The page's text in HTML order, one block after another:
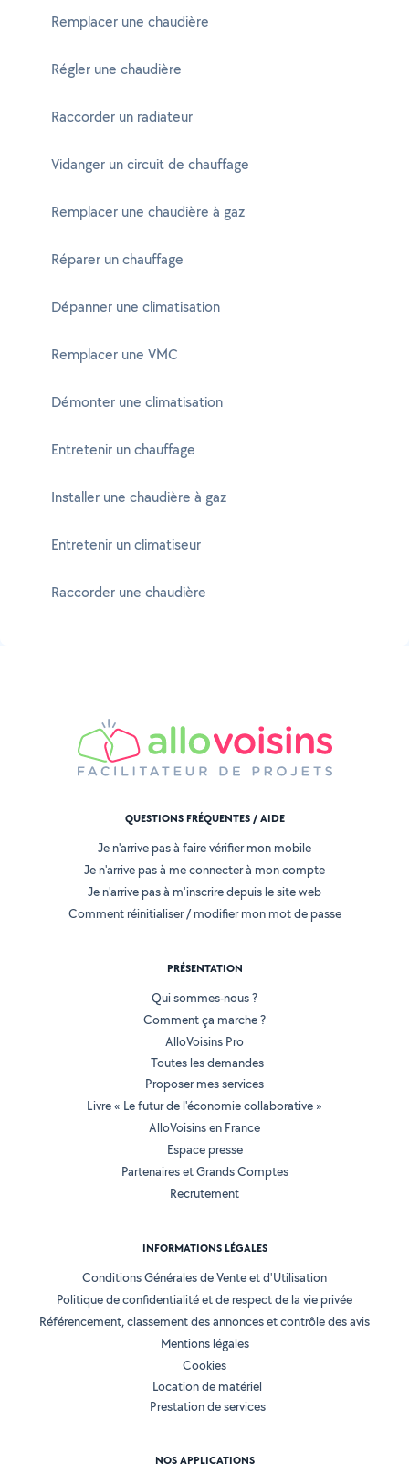
Remplacer une chaudière
Régler une chaudière
Raccorder un radiateur
Vidanger un circuit de chauffage
Remplacer une chaudière à gaz
Réparer un chauffage
Dépanner une climatisation
Remplacer une VMC
Démonter une climatisation
Entretenir un chauffage
Installer une chaudière à gaz
Entretenir un climatiseur
Raccorder une chaudière
QUESTIONS FRÉQUENTES / AIDE
Je n'arrive pas à faire vérifier mon mobile
Je n'arrive pas à me connecter à mon compte
Je n'arrive pas à m'inscrire depuis le site web
Comment réinitialiser / modifier mon mot de passe
PRÉSENTATION
Qui sommes-nous ?
Comment ça marche ?
AlloVoisins Pro
Toutes les demandes
Proposer mes services
Livre « Le futur de l'économie collaborative »
AlloVoisins en France
Espace presse
Partenaires et Grands Comptes
Recrutement
INFORMATIONS LÉGALES
Conditions Générales de Vente et d'Utilisation
Politique de confidentialité et de respect de la vie privée
Référencement, classement des annonces et contrôle des avis
Mentions légales
Cookies
Location de matériel
Prestation de services
NOS APPLICATIONS